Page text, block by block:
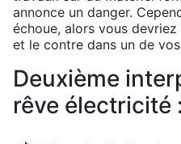
annonce un danger.
échoue, alors vous
et le contre dans un de
Deuxième
rêve électricité :